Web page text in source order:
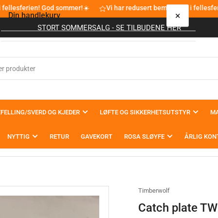
God sommer!☀️ Vi har redusert bemanning i
STORT SOMMERSALG - SE TILBUDENE HER
SVERD OG KJEDER LØFTE OG SIKKERHETSUTSTYR
NYTTIG RETUR GAVEKORT ROSA SLØYFE ÅRLIG
Timberwolf
Catch plate
Din handlekurv ×